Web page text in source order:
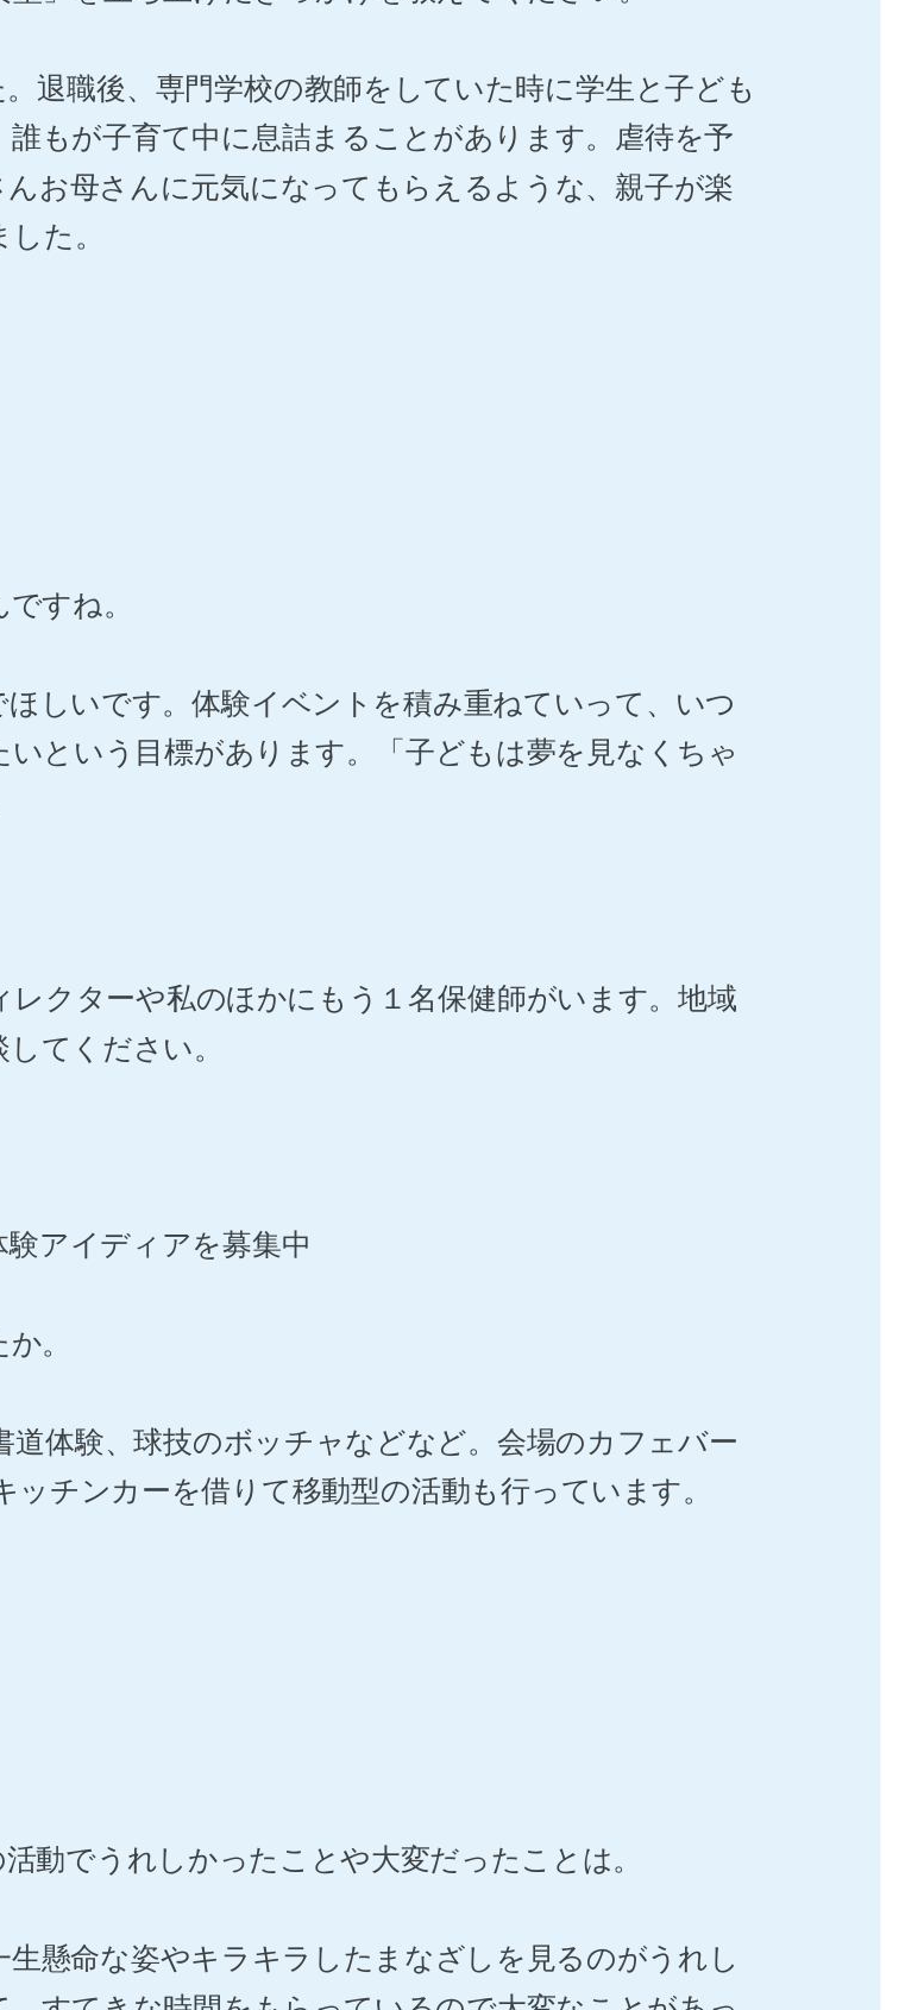
退職後、専門学校の教師をしていた時に学生と子ども
もが子育て中に息詰まることがあります。虐待を予
お母さんに元気になってもらえるような、親子が楽
た。
すね。
しいです。体験イベントを積み重ねていって、いつ
という目標があります。「子どもは夢を見なくちゃ
クターや私のほかにもう１名保健師がいます。地域
てください。
アイディアを募集中
。
体験、球技のボッチャなどなど。会場のカフェバー
チンカーを借りて移動型の活動も行っています。
でうれしかったことや大変だったことは。
懸命な姿やキラキラしたまなざしを見るのがうれし